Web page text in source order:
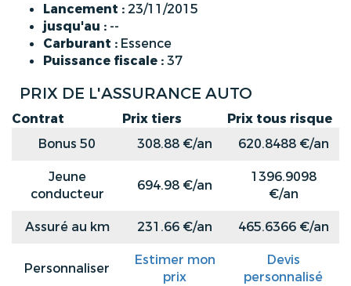
Lancement : 23/11/2015
jusqu'au : --
Carburant : Essence
Puissance fiscale :37
PRIX DE L'ASSURANCE AUTO
Contrat Prix tiers
Prix tous risque
Bonus 50
308.88 €/an
620.8488 €/an
Jeune
conducteur
694.98 €/an
1396.9098
€/an
Assuré au km
231.66 €/an 465.6366 €/an
Personnaliser
Estimer mon
prix
Devis
personnalisé